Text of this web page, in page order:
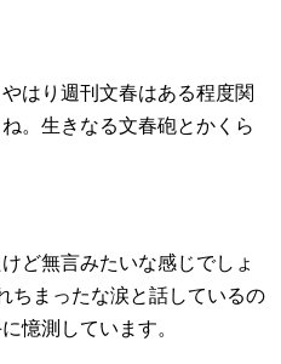
はり週刊文春はある程度関
。生きなる文春砲とかくら
ど無言みたいな感じでしょ
ちまったな涙と話しているの
憶測しています。